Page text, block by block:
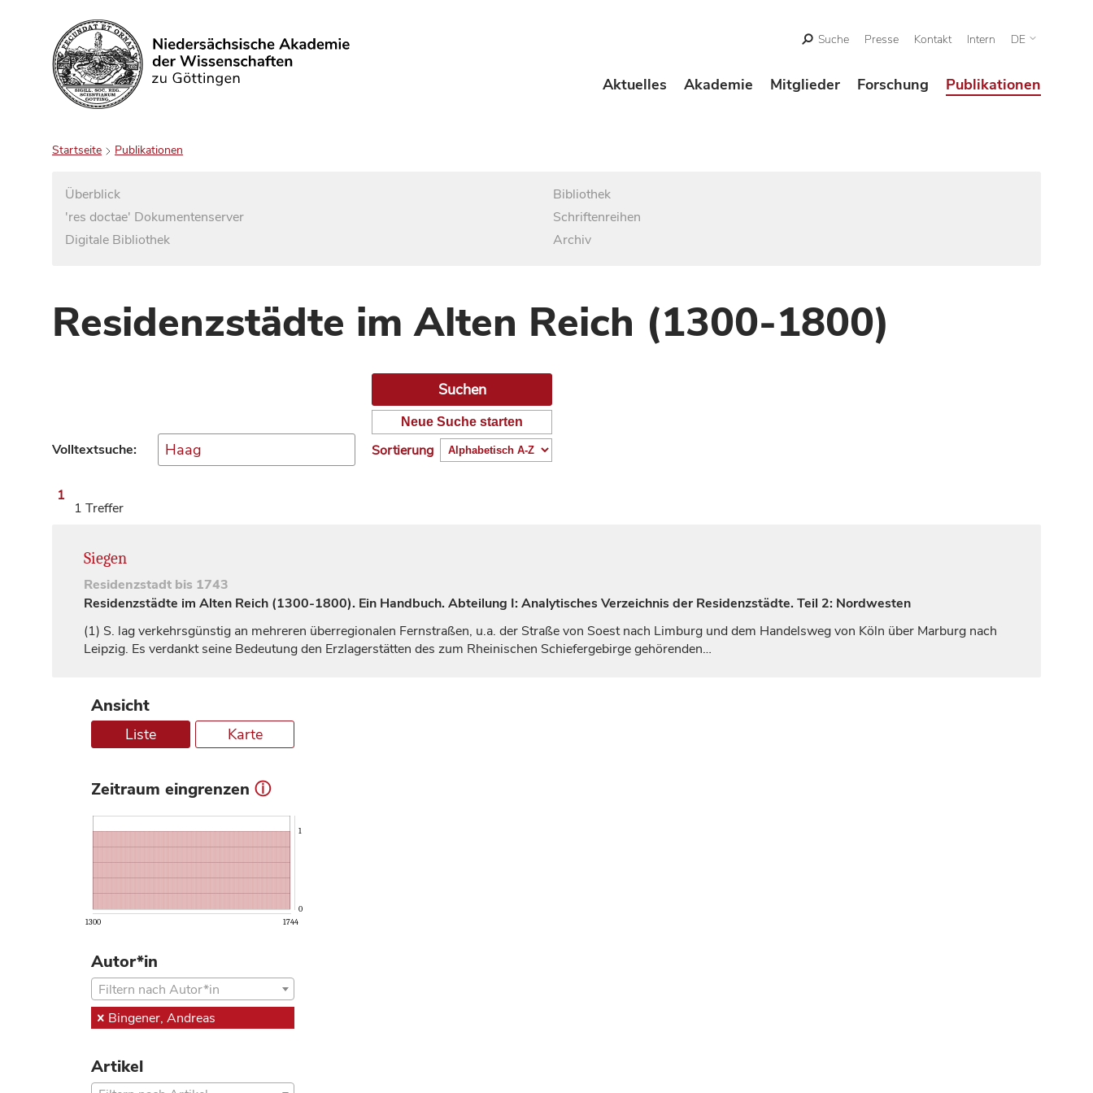
Suchen
Suche Presse Kontakt Intern DE
Aktuelles Akademie Mitglieder Forschung Publikationen
Startseite Publikationen
Überblick
'res doctae' Dokumentenserver
Digitale Bibliothek
Bibliothek
Schriftenreihen
Archiv
Residenzstädte im Alten Reich (1300-1800)
Volltextsuche:
Neue Suche starten
Sortierung
1
1 Treffer
Siegen
Residenzstadt bis 1743
Residenzstädte im Alten Reich (1300-1800). Ein Handbuch. Abteilung I: Analytisches Verzeichnis der Residenzstädte. Teil 2: Nordwesten
(1) S. lag verkehrsgünstig an mehreren überregionalen Fernstraßen, u.a. der Straße von Soest nach Limburg und dem Handelsweg von Köln über Marburg nach
Leipzig. Es verdankt seine Bedeutung den Erzlagerstätten des zum Rheinischen Schiefergebirge gehörenden…
Ansicht
Liste Karte
Zeitraum eingrenzen ⓘ
1300 1744
0
1
Autor*in
Filtern nach Autor*in
Bingener, Andreas
Artikel